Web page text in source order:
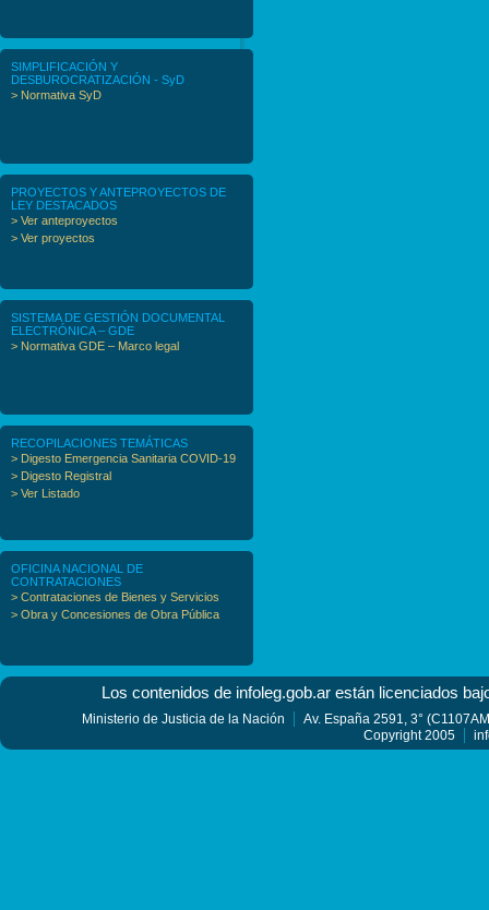
SIMPLIFICACIÓN Y
DESBUROCRATIZACIÓN - SyD
> Normativa SyD
PROYECTOS Y ANTEPROYECTOS DE
LEY DESTACADOS
> Ver anteproyectos
> Ver proyectos
SISTEMA DE GESTIÓN DOCUMENTAL
ELECTRÓNICA – GDE
> Normativa GDE – Marco legal
RECOPILACIONES TEMÁTICAS
> Digesto Emergencia Sanitaria COVID-19
> Digesto Registral
> Ver Listado
OFICINA NACIONAL DE
CONTRATACIONES
> Contrataciones de Bienes y Servicios
> Obra y Concesiones de Obra Pública
Los contenidos de infoleg.gob.ar están licenciados
Ministerio de Justicia de la Nación
Av. España 2591, 3°
Copyright 2005